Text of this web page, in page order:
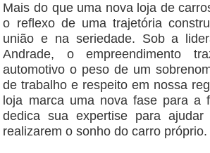
Mais do que uma nova loja de
o reflexo de uma trajetória
união e na seriedade. Sob a
Andrade, o empreendimento
automotivo o peso de um
de trabalho e respeito em nossa
loja marca uma nova fase para a
dedica sua expertise para
realizarem o sonho do carro próprio.